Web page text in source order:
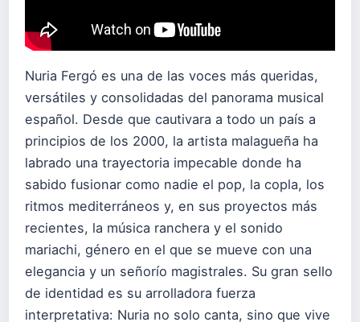
Nuria Fergó es una de las voces más queridas,
versátiles y consolidadas del panorama musical
español. Desde que cautivara a todo un país a
principios de los 2000, la artista malagueña ha
labrado una trayectoria impecable donde ha
sabido fusionar como nadie el pop, la copla, los
ritmos mediterráneos y, en sus proyectos más
recientes, la música ranchera y el sonido
mariachi, género en el que se mueve con una
elegancia y un señorío magistrales. Su gran sello
de identidad es su arrolladora fuerza
interpretativa: Nuria no solo canta, sino que vive